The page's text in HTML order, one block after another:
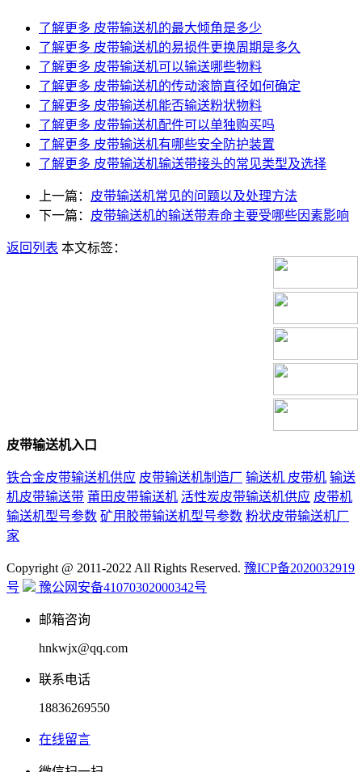
了解更多 皮带输送机的最大倾角是多少
了解更多 皮带输送机的易损件更换周期是多久
了解更多 皮带输送机可以输送哪些物料
了解更多 皮带输送机的传动滚筒直径如何确定
了解更多 皮带输送机能否输送粉状物料
了解更多 皮带输送机配件可以单独购买吗
了解更多 皮带输送机有哪些安全防护装置
了解更多 皮带输送机输送带接头的常见类型及选择
上一篇： 皮带输送机常见的问题以及处理方法
下一篇： 皮带输送机的输送带寿命主要受哪些因素影响
返回列表 本文标签：
皮带输送机入口
铁合金皮带输送机供应 皮带输送机制造厂 输送机 皮带机 输送
机皮带输送带 莆田皮带输送机 活性炭皮带输送机供应 皮带机
输送机型号参数 矿用胶带输送机型号参数 粉状皮带输送机厂
家
Copyright @ 2011-2022 All Rights Reserved. 豫ICP备2020032919
号
豫公网安备41070302000342号
邮箱咨询
hnkwjx@qq.com
联系电话
18836269550
在线留言